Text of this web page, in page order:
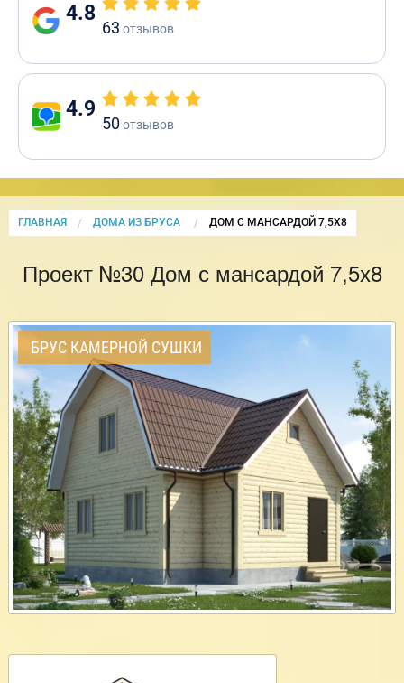
4.8
63 отзывов
4.9
50отзывов
ГЛАВНАЯ ДОМА ИЗ БРУСА CURRENT:
ДОМ С МАНСАРДОЙ 7,5Х8
Проект №30 Дом с мансардой 7,5х8
БРУС КАМЕРНОЙ СУШКИ